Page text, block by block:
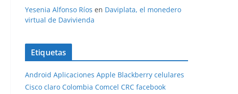
Yesenia Alfonso Ríos en Daviplata, el monedero
virtual de Davivienda
Etiquetas
Android Aplicaciones Apple Blackberry celulares
Cisco claro Colombia Comcel CRC facebook